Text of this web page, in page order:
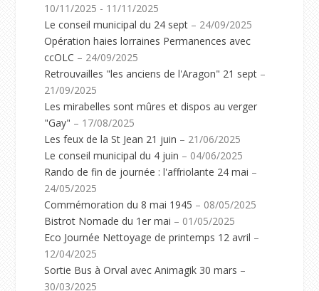
10/11/2025 - 11/11/2025
Le conseil municipal du 24 sept – 24/09/2025
Opération haies lorraines Permanences avec
ccOLC – 24/09/2025
Retrouvailles "les anciens de l'Aragon" 21 sept –
21/09/2025
Les mirabelles sont mûres et dispos au verger
"Gay" – 17/08/2025
Les feux de la St Jean 21 juin – 21/06/2025
Le conseil municipal du 4 juin – 04/06/2025
Rando de fin de journée : l'affriolante 24 mai –
24/05/2025
Commémoration du 8 mai 1945 – 08/05/2025
Bistrot Nomade du 1er mai – 01/05/2025
Eco Journée Nettoyage de printemps 12 avril –
12/04/2025
Sortie Bus à Orval avec Animagik 30 mars –
30/03/2025